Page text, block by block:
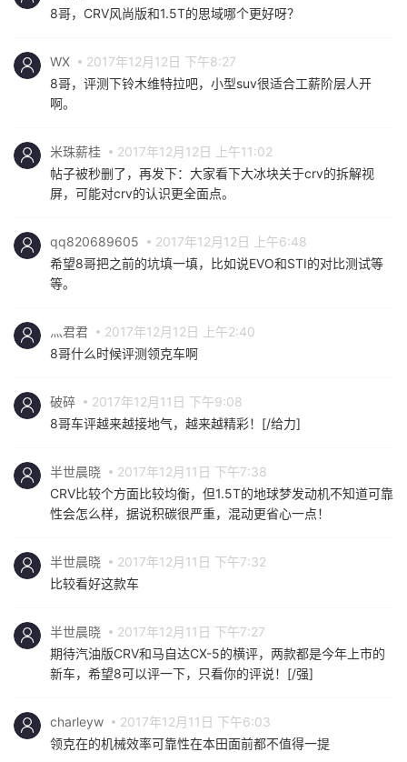
8哥，CRV风尚版和1.5T的思域哪个更好呀？
WX
2017年12月12日 下午8:27
8哥，评测下铃木维特拉吧，小型suv很适合工薪阶层人开
啊。
米珠薪桂
2017年12月12日 上午11:02
帖子被秒删了，再发下：大家看下大冰块关于crv的拆解视
屏，可能对crv的认识更全面点。
qq820689605
2017年12月12日 上午6:48
希望8哥把之前的坑填一填，比如说EVO和STI的对比测试等
等。
灬君君
2017年12月12日 上午2:40
8哥什么时候评测领克车啊
破碎
2017年12月11日 下午9:08
8哥车评越来越接地气，越来越精彩！[/给力]
半世晨晓
2017年12月11日 下午7:38
CRV比较个方面比较均衡，但1.5T的地球梦发动机不知道可靠
性会怎么样，据说积碳很严重，混动更省心一点！
半世晨晓
2017年12月11日 下午7:32
比较看好这款车
半世晨晓
2017年12月11日 下午7:27
期待汽油版CRV和马自达CX-5的横评，两款都是今年上市的
新车，希望8可以评一下，只看你的评说！[/强]
charleyw
2017年12月11日 下午6:03
领克在的机械效率可靠性在本田面前都不值得一提